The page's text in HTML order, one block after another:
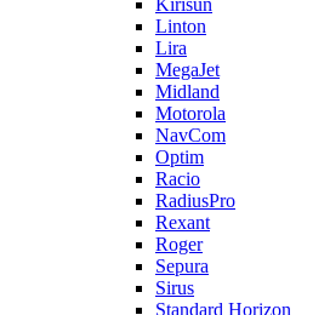
Kirisun
Linton
Lira
MegaJet
Midland
Motorola
NavCom
Optim
Racio
RadiusPro
Rexant
Roger
Sepura
Sirus
Standard Horizon